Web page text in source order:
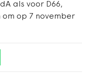
als voor D66,
om op 7 november